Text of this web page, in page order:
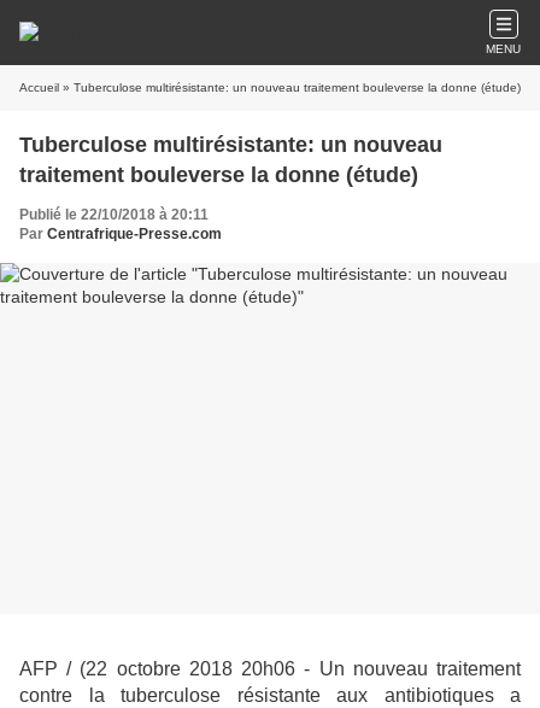
MENU
Accueil » Tuberculose multirésistante: un nouveau traitement bouleverse la donne (étude)
Tuberculose multirésistante: un nouveau
traitement bouleverse la donne (étude)
Publié le 22/10/2018 à 20:11
Par Centrafrique-Presse.com
AFP / (22 octobre 2018 20h06 - Un nouveau traitement
contre la tuberculose résistante aux antibiotiques a